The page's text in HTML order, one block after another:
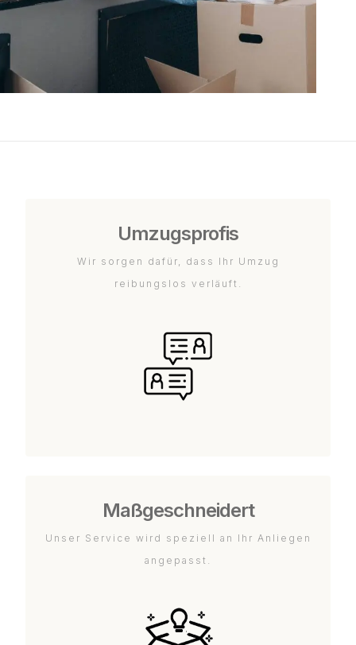
Umzugsprofis
Wir sorgen dafür, dass Ihr Umzug
reibungslos verläuft.
Maßgeschneidert
Unser Service wird speziell an Ihr Anliegen
angepasst.